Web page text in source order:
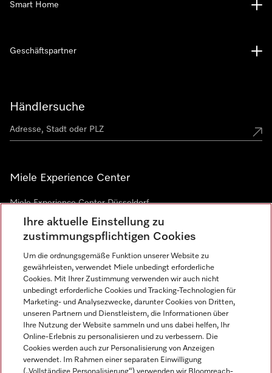
Händlersuche
Miele Experience Center
Miele Experience Center Düsseldorf
Miele Experience Center Gütersloh
Newsletter
Smart Home
Geschäftspartner
Ihre aktuelle Einstellung zu
zustimmungspflichtigen Cookies
Um die ordnungsgemäße Funktion unserer Website zu
gewährleisten, verwendet Miele unbedingt erforderliche
Cookies. Mit Ihrer Zustimmung verwenden wir auch nicht
unbedingt erforderliche Cookies und Tracking-Technologien für
Marketing- und Analysezwecke, darunter Cookies von Dritten,
unseren Partnern und Dienstleistern, die Informationen über
Ihre Nutzung der Website sammeln und uns dabei helfen, Ihr
Online-Erlebnis zu personalisieren und zu verbessern. Die
Cookies werden auch zur Personalisierung von Anzeigen
verwendet. Im Rahmen einer separaten Einwilligung